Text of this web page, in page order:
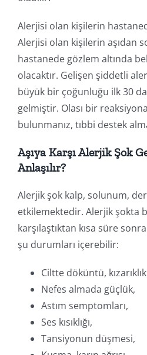
Alerjisi olan kişilerin
Alerjisi olan kişilerin aşıdan
hastanede gözlem altında
olacaktır. Gelişen şiddetli
büyük bir çoğunluğu ilk 30
gelmiştir. Olası bir
bulunmanız, tıbbi destek
Aşıya Karşı Alerjik Şok
Anlaşılır?
Alerjik şok kalp, solunum,
etkilemektedir. Alerjik şokta
karşılaştıktan kısa süre
şu durumları içerebilir:
Ciltte döküntü,
Nefes almada güçlük,
Astım semptomları,
Ses kısıklığı,
Tansiyonun düşmesi,